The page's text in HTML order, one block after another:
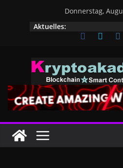
Donnerstag,
Aktuelles: